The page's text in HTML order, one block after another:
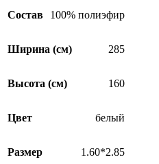
Состав 100% полиэфир
Ширина (см) 285
Высота (см) 160
Цвет белый
Размер 1.60*2.85